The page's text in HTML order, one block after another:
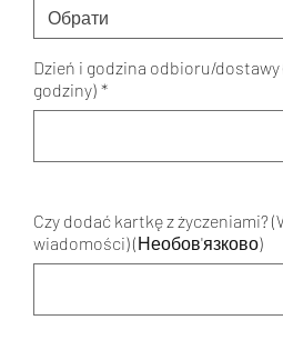
Обрати
Dzień i godzina odbioru/dostawy
godziny) *
Czy dodać kartkę z życzeniami?
wiadomości) (Необов'язково)